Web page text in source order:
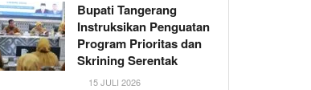
Bupati Tangerang
Instruksikan Penguatan
Program Prioritas dan
Skrining Serentak
15 JULI 2026